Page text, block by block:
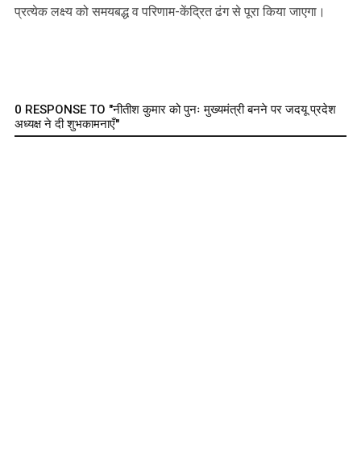
प्रत्येक लक्ष्य को समयबद्ध व परिणाम-केंद्रित ढंग से पूरा किया जाएगा।
0 RESPONSE TO "नीतीश कुमार को पुनः मुख्यमंत्री बनने पर जदयू प्रदेश
अध्यक्ष ने दी शुभकामनाएँ"